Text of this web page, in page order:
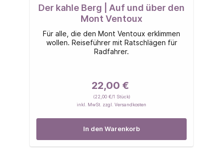
Der kahle Berg | Auf und über den
Mont Ventoux
Für alle, die den Mont Ventoux erklimmen
wollen. Reiseführer mit Ratschlägen für
Radfahrer.
22,00 €
(22,00 €/1 Stück)
inkl. MwSt. zzgl. Versandkosten
In den Warenkorb